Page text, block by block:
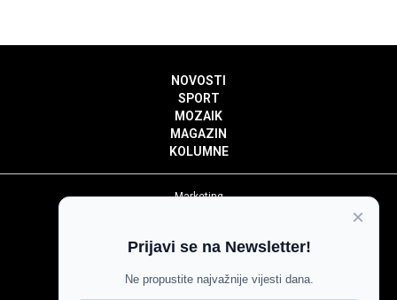
NOVOSTI
SPORT
MOZAIK
MAGAZIN
KOLUMNE
Marketing
Impressum
Pravila komentiranja
×
Prijavi se na Newsletter!
Ne propustite najvažnije vijesti dana.